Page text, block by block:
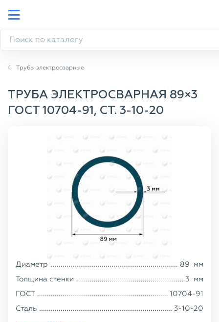
Трубы электросварные
ТРУБА ЭЛЕКТРОСВАРНАЯ 89×3
ГОСТ 10704-91, СТ. 3-10-20
Диаметр 89 мм
Толщина стенки
3 мм
ГОСТ
10704-91
Сталь
3-10-20